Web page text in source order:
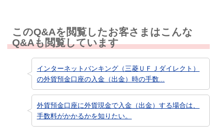
このQ&Aを閲覧したお客さまはこんな
Q&Aも閲覧しています
インターネットバンキング（三菱ＵＦＪダイレクト）
の外貨預金口座の入金（出金）時の手数...
外貨預金口座に外貨現金で入金（出金）する場合は、
手数料がかかるかを知りたい。